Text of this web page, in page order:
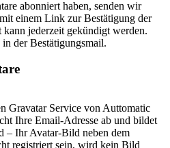
abonniert haben, senden wir
einem Link zur Bestätigung der
jederzeit gekündigt werden.
der Bestätigungsmail.
Gravatar Service von Auttomatic
Ihre Email-Adresse ab und bildet
– Ihr Avatar-Bild neben dem
registriert sein, wird kein Bild